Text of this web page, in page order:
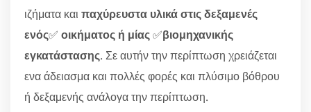
ιζήματα και παχύρευστα υλικά στις δεξαμενές
ενός✅ οικήματος ή μίας✅βιομηχανικής
εγκατάστασης. Σε αυτήν την περίπτωση χρειάζεται
ενα άδειασμα και πολλές φορές και πλύσιμο βόθρου
ή δεξαμενής ανάλογα την περίπτωση.